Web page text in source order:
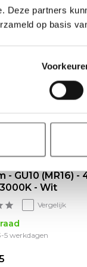
Deze partners
op basis
- GU10 (MR16) -
- Wit
Vergelijk
5 werkdagen